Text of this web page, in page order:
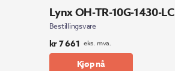
Lynx OH-TR-10G-1430-LC
Bestillingsvare
kr7 661 eks. mva.
Kjøp nå